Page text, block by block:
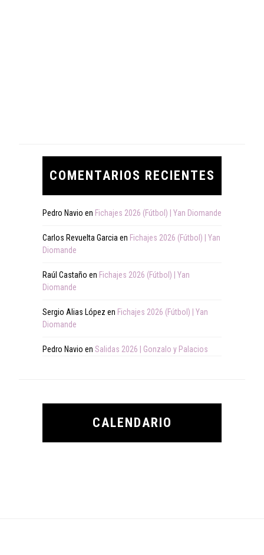
COMENTARIOS RECIENTES
Pedro Navio en Fichajes 2026 (Fútbol) | Yan Diomande
Carlos Revuelta Garciaen Fichajes 2026 (Fútbol) | Yan
Diomande
Raúl Castaño en Fichajes 2026 (Fútbol) | Yan
Diomande
Sergio Alias López en Fichajes 2026 (Fútbol) | Yan
Diomande
Pedro Navio en Salidas 2026 | Gonzalo y Palacios
CALENDARIO